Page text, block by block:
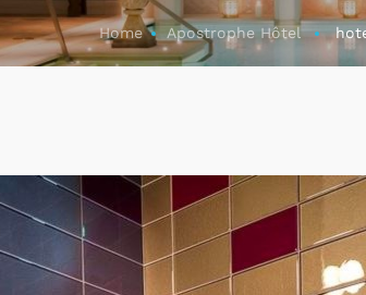
Home Apostrophe Hôtel